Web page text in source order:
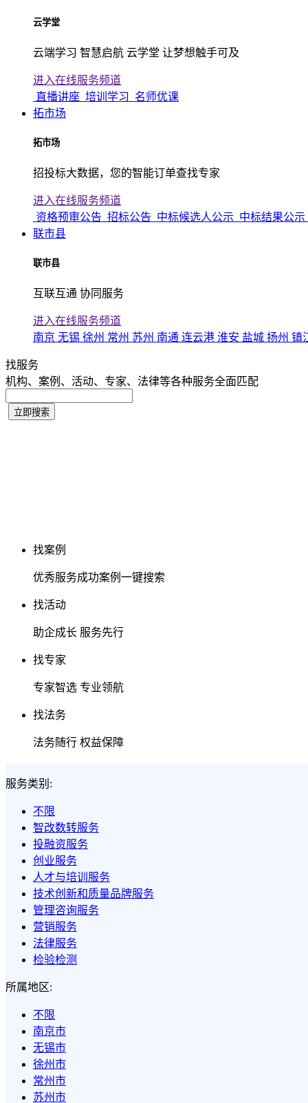
云学堂
云端学习 智慧启航 云学堂 让梦想触手可及
进入在线服务频道
直播讲座 培训学习 名师优课
拓市场
拓市场
招投标大数据，您的智能订单查找专家
进入在线服务频道
资格预审公告 招标公告 中标候选人公示 中标结果公示
联市县
联市县
互联互通 协同服务
进入在线服务频道
南京 无锡 徐州 常州 苏州 南通 连云港 淮安 盐城 扬州 镇
找服务
机构、案例、活动、专家、法律等各种服务全面匹配
找案例
优秀服务成功案例一键搜索
找活动
助企成长 服务先行
找专家
专家智选 专业领航
找法务
法务随行 权益保障
服务类别:
不限
智改数转服务
投融资服务
创业服务
人才与培训服务
技术创新和质量品牌服务
管理咨询服务
营销服务
法律服务
检验检测
所属地区:
不限
南京市
无锡市
徐州市
常州市
苏州市